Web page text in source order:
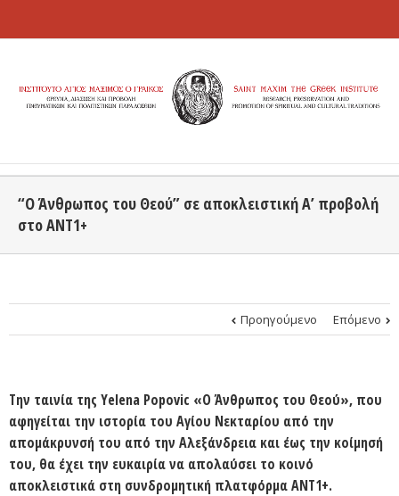
“O Άνθρωπος του Θεού” σε αποκλειστική Α’ προβολή
στο ΑΝΤ1+
Προηγούμενο Επόμενο
Την ταινία της Yelena Popovic «Ο Άνθρωπος του Θεού», που
αφηγείται την ιστορία του Αγίου Νεκταρίου από την
απομάκρυνσή του από την Αλεξάνδρεια και έως την κοίμησή
του, θα έχει την ευκαιρία να απολαύσει το κοινό
αποκλειστικά στη συνδρομητική πλατφόρμα ΑΝΤ1+.